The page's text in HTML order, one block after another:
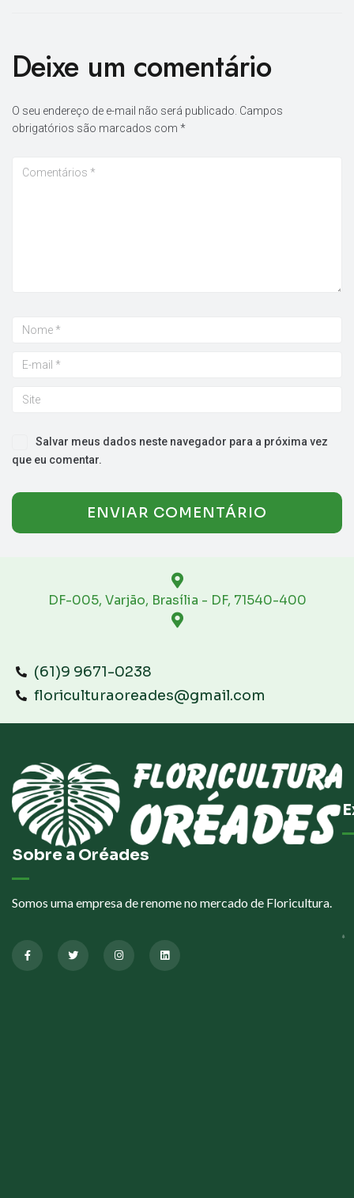
Deixe um comentário
O seu endereço de e-mail não será publicado. Campos
obrigatórios são marcados com *
Salvar meus dados neste navegador para a próxima vez
que eu comentar.
DF-005, Varjão, Brasília - DF, 71540-400
(61)9 9671-0238
floriculturaoreades@gmail.com
Sobre a Oréades
Somos uma empresa de renome no mercado de Floricultura.